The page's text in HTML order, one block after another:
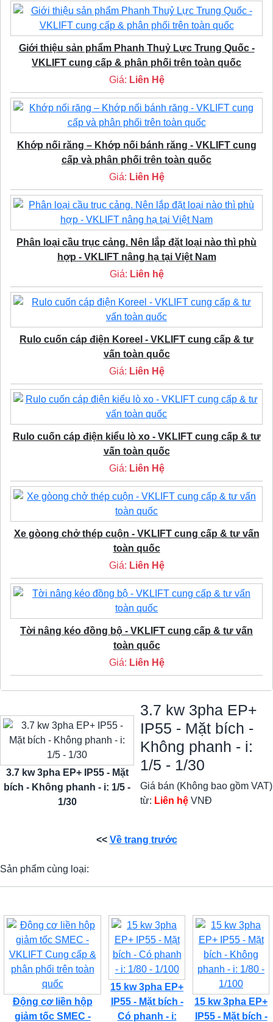
Giới thiệu sản phẩm Phanh Thuỷ Lực Trung Quốc -
VKLIFT cung cấp & phân phối trên toàn quốc
Giá: Liên Hệ
Khớp nối răng – Khớp nối bánh răng - VKLIFT cung
cấp và phân phối trên toàn quốc
Giá: Liên Hệ
Phân loại cầu trục cảng. Nên lắp đặt loại nào thì phù
hợp - VKLIFT nâng hạ tại Việt Nam
Giá: Liên hệ
Rulo cuốn cáp điện Koreel - VKLIFT cung cấp & tư
vấn toàn quốc
Giá: Liên Hệ
Rulo cuốn cáp điện kiểu lò xo - VKLIFT cung cấp & tư
vấn toàn quốc
Giá: Liên Hệ
Xe gòong chở thép cuộn - VKLIFT cung cấp & tư vấn
toàn quốc
Giá: Liên Hệ
Tời nâng kéo đồng bộ - VKLIFT cung cấp & tư vấn
toàn quốc
Giá: Liên Hệ
3.7 kw 3pha EP+ IP55 - Mặt
bích - Không phanh - i: 1/5 -
1/30
3.7 kw 3pha EP+
IP55 - Mặt bích -
Không phanh - i:
1/5 - 1/30
Giá bán (Không bao gồm VAT)
từ: Liên hệ VNĐ
<< Về trang trước
Sản phẩm cùng loại:
Động cơ liền hộp
giảm tốc SMEC -
15 kw 3pha EP+
IP55 - Mặt bích -
Có phanh - i:
15 kw 3pha EP+
IP55 - Mặt bích -